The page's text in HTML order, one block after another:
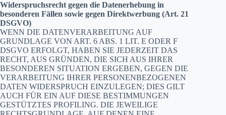
Widerspruchsrecht gegen die Datenerhebung in
besonderen Fällen sowie gegen Direktwerbung (Art. 21
DSGVO)
WENN DIE DATENVERARBEITUNG AUF
GRUNDLAGE VON ART. 6 ABS. 1 LIT. E ODER F
DSGVO ERFOLGT, HABEN SIE JEDERZEIT DAS
RECHT, AUS GRÜNDEN, DIE SICH AUS IHRER
BESONDEREN SITUATION ERGEBEN, GEGEN DIE
VERARBEITUNG IHRER PERSONENBEZOGENEN
DATEN WIDERSPRUCH EINZULEGEN; DIES GILT
AUCH FÜR EIN AUF DIESE BESTIMMUNGEN
GESTÜTZTES PROFILING. DIE JEWEILIGE